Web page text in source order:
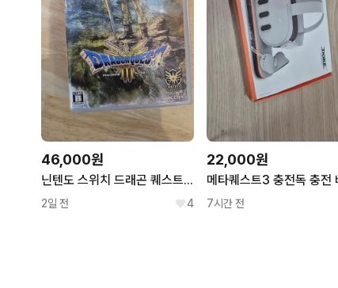
46,000원
닌텐도 스위치 드래곤 퀘스트 3 한글지원
2일 전 4
22,000원
7시간 전